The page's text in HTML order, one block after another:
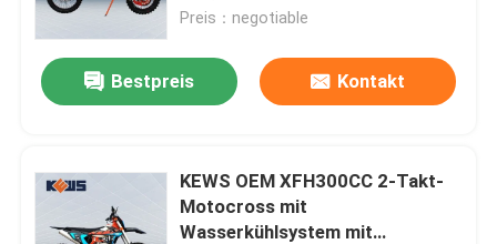
Preis：negotiable
Bestpreis Kontakt
KEWS OEM XFH300CC 2-Takt-
Motocross mit
Wasserkühlsystem mit